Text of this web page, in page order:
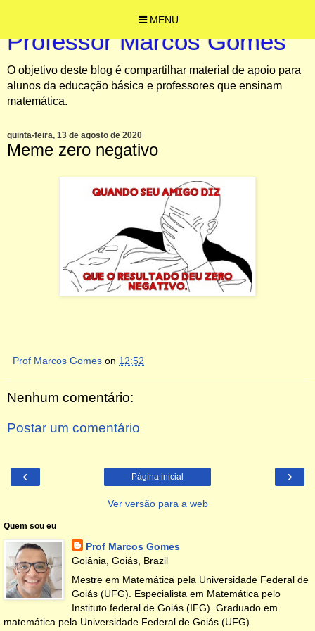
MENU
Professor Marcos Gomes
O objetivo deste blog é compartilhar material de apoio para
alunos da educação básica e professores que ensinam
matemática.
quinta-feira, 13 de agosto de 2020
Meme zero negativo
Prof Marcos Gomes on 12:52
Nenhum comentário:
Postar um comentário
‹ ›
Página inicial
Ver versão para a web
Quem sou eu
Prof Marcos Gomes
Goiânia, Goiás, Brazil
Mestre em Matemática pela Universidade Federal de
Goiás (UFG). Especialista em Matemática pelo
Instituto federal de Goiás (IFG). Graduado em
matemática pela Universidade Federal de Goiás (UFG).